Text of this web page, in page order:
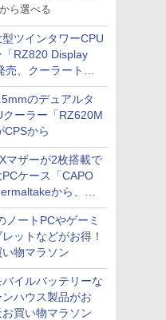
ら選べる
ツインタワーCPU
「RZ820 Display
売、クーラートッ
チ液晶搭載
のデュアルタ
クーラー「RZ620M
CPSから
マザーが2枚搭載で
PCケース「CAPO
から、カ
ノートPCやゲーミ
ットなどがお得！
物マラソン
イルバッテリーな
ンハウス製品がお
買い物マラソン